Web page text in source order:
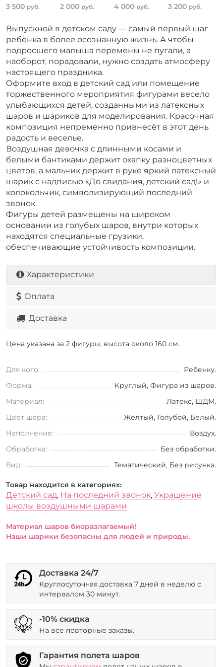
3 500 руб. 2 000 руб. 4 000 руб. 3 200 руб.
Выпускной в детском саду — самый первый шаг
ребёнка в более осознанную жизнь. А чтобы
подросшего малыша перемены не пугали, а
наоборот, порадовали, нужно создать атмосферу
настоящего праздника.
Оформите вход в детский сад или помещение
торжественного мероприятия фигурами весело
улыбающихся детей, созданными из латексных
шаров и шариков для моделирования. Красочная
композиция непременно привнесёт в этот день
радость и веселье.
Воздушная девочка с длинными косами и
белыми бантиками держит охапку разноцветных
цветов, а мальчик держит в руке яркий латексный
шарик с надписью «До свидания, детский сад!» и
колокольчик, символизирующий последний
звонок.
Фигуры детей размещены на широком
основании из голубых шаров, внутри которых
находятся специальные грузики,
обеспечивающие устойчивость композиции.
Характеристики
Оплата
Доставка
Цена указана за 2 фигуры, высота около 160 см.
Для кого:
Ребенку.
Форма:
Круглый, Фигура из шаров.
Материал:
Латекс, ШДМ.
Цвет шара:
Желтый, Голубой, Белый.
Наполнение:
Воздух.
Обработка:
Без обработки.
Вид:
Тематический, Без рисунка.
Товар находится в категориях:
Детский сад, На последний звонок, Украшение
школы воздушными шарами
Материал шаров биоразлагаемый!
Наши шарики безопасны для людей и природы.
Доставка 24/7
Круглосуточная доставка 7 дней в неделю с
интервалом 30 минут.
-10% скидка
На все повторные заказы.
Гарантия полета шаров